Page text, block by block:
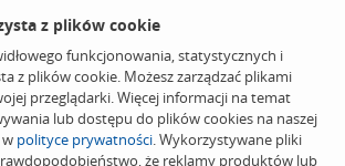
z plików cookie
funkcjonowania, statystycznych i
z plików cookie. Możesz zarządzać plikami
przeglądarki. Więcej informacji na temat
lub dostępu do plików cookies na naszej
polityce prywatności. Wykorzystywane pliki
że reklamy produktów lub